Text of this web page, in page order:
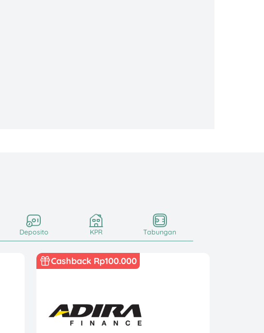
Deposito KPR Tabungan
Cashback Rp100.000